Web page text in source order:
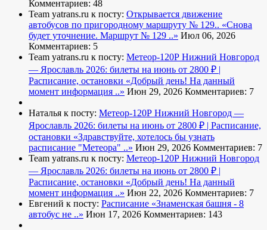
Комментариев: 48
Team yatrans.ru к посту: Открывается движение
автобусов по пригородному маршруту № 129.. «Снова
будет уточнение. Маршрут № 129 ..» Июл 06, 2026
Комментариев: 5
Team yatrans.ru к посту: Метеор-120Р Нижний Новгород
— Ярославль 2026: билеты на июнь от 2800 ₽ |
Расписание, остановки «Добрый день! На данный
момент информация ..» Июн 29, 2026 Комментариев: 7
Наталья к посту: Метеор-120Р Нижний Новгород —
Ярославль 2026: билеты на июнь от 2800 ₽ | Расписание,
остановки «Здравствуйте, хотелось бы узнать
расписание "Метеора" ..» Июн 29, 2026 Комментариев: 7
Team yatrans.ru к посту: Метеор-120Р Нижний Новгород
— Ярославль 2026: билеты на июнь от 2800 ₽ |
Расписание, остановки «Добрый день! На данный
момент информация ..» Июн 22, 2026 Комментариев: 7
Евгений к посту: Расписание «Знаменская башня - 8
автобус не ..» Июн 17, 2026 Комментариев: 143